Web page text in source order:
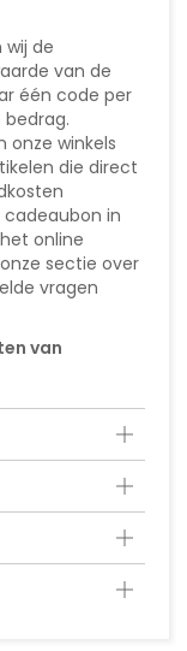
de
van de
één code per
onze winkels
die direct
cadeaubon in
online
sectie over
vragen
van